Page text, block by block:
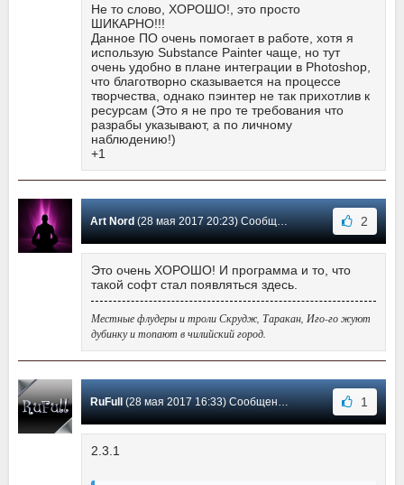
Не то слово, ХОРОШО!, это просто
ШИКАРНО!!!
Данное ПО очень помогает в работе, хотя я
использую Substance Painter чаще, но тут
очень удобно в плане интеграции в Photoshop,
что благотворно сказывается на процессе
творчества, однако пэинтер не так прихотлив к
ресурсам (Это я не про те требования что
разрабы указывают, а по личному
наблюдению!)
+1
Art Nord(28 мая 2017 20:23) Сообщение #2 2
Это очень ХОРОШО! И программа и то, что
такой софт стал появляться здесь.
Местные флудеры и троли Скрудж, Таракан, Иго-го жуют
дубинку и топают в чилийский город.
RuFull(28 мая 2017 16:33) Сообщение #1 1
2.3.1